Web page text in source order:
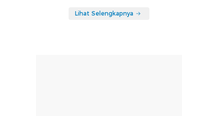
Lihat Selengkapnya